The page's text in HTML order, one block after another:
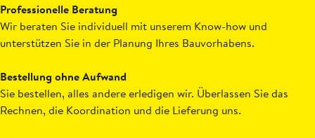
Professionelle Beratung
Wir beraten Sie individuell mit unserem Know-how und
unterstützen Sie in der Planung Ihres Bauvorhabens.
Bestellung ohne Aufwand
Sie bestellen, alles andere erledigen wir. Überlassen Sie das
Rechnen, die Koordination und die Lieferung uns.